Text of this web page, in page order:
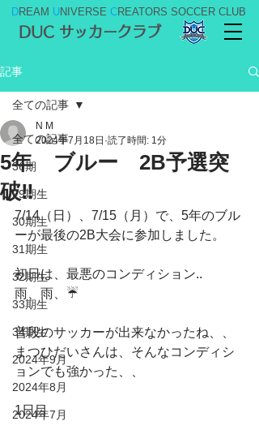
DREAM UNIVERSE CREATORS SOCCER CLUB
DUC サッカークラブ
記事
全ての記事
36期
29期生
30期生
31期生
32期生
33期生
34期生
2024年9月
2024年8月
2024年7月
全ての記事
5年 ブルー 2B予選突
破‼️
N M
2024年7月18日 読了時間: 1分
7/14（日）、7/15（月）で、5年のブル
ーが最後の2B大会に参加しました。
初日は、最悪のコンディション..
雨、雨、☔️
普段のサッカーが出来なかったね、、
まつひだいさんは、そんなコンディシ
ョンでも強かった、、
1日目